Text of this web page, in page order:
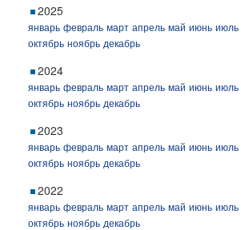
2025
январь февраль март апрель май июнь июль
октябрь ноябрь декабрь
2024
январь февраль март апрель май июнь июль
октябрь ноябрь декабрь
2023
январь февраль март апрель май июнь июль
октябрь ноябрь декабрь
2022
январь февраль март апрель май июнь июль
октябрь ноябрь декабрь